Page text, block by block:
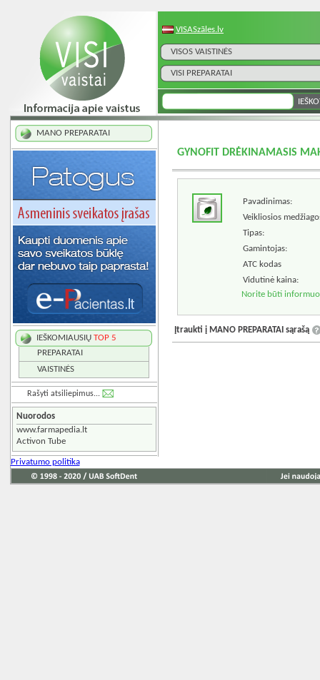
VISASzāles.lv
VISOS VAISTINĖS
VISI PREPARATAI
MANO PREPARATAI
IEŠKOMIAUSIŲ TOP 5
PREPARATAI
VAISTINĖS
Rašyti atsiliepimus...
Nuorodos
www.farmapedia.lt
Activon Tube
GYNOFIT DRĖKINAMASIS
Pavadinimas:
Veikliosios
Tipas:
Gamintojas:
ATC kodas
Vidutinė kaina:
Norite būti
Įtraukti į MANO PREPARATAI sąrašą
Privatumo politika